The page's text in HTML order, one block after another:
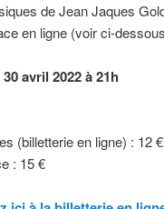
de Jean Jaques
en ligne (voir ci-
avril 2022 à 21h
(billetterie en ligne) : 12
: 15 €